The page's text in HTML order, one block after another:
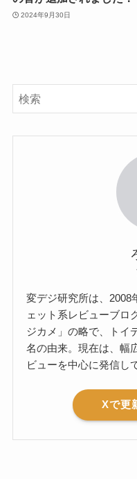
2024年9月30日
変デジ研究所は、2008
ェット系レビューブロ
ジカメ」の略で、トイ
名の由来。現在は、幅
ビューを中心に発信し
Xで更